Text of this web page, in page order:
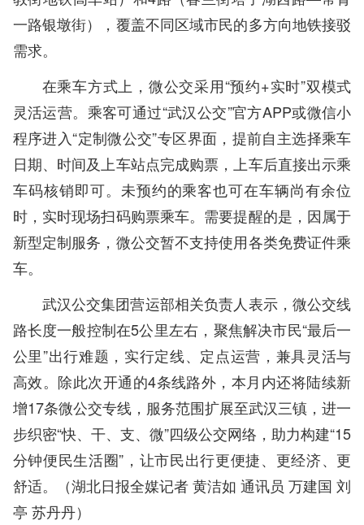
一路银墩街），覆盖不同区域市民的多方向地铁接驳
需求。
在乘车方式上，微公交采用“预约+实时”双模式
灵活运营。乘客可通过“武汉公交”官方APP或微信小
程序进入“定制微公交”专区界面，提前自主选择乘车
日期、时间及上车站点完成购票，上车后直接出示乘
车码核销即可。未预约的乘客也可在车辆尚有余位
时，实时现场扫码购票乘车。需要提醒的是，因属于
新型定制服务，微公交暂不支持使用各类免费证件乘
车。
武汉公交集团营运部相关负责人表示，微公交线
路长度一般控制在5公里左右，聚焦解决市民“最后一
公里”出行难题，实行定线、定点运营，兼具灵活与
高效。除此次开通的4条线路外，本月内还将陆续新
增17条微公交专线，服务范围扩展至武汉三镇，进一
步织密“快、干、支、微”四级公交网络，助力构建“15
分钟便民生活圈”，让市民出行更便捷、更经济、更
舒适。（湖北日报全媒记者 黄洁如 通讯员 万建国 刘
亭 苏丹丹）